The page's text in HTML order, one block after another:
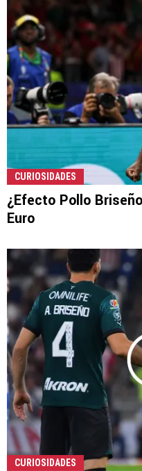
CURIOSIDADES
¿Efecto Pollo
Euro
CURIOSIDADES